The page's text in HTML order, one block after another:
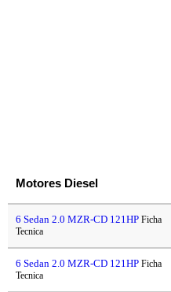
Motores Diesel
6 Sedan 2.0 MZR-CD 121HP Ficha
Tecnica
6 Sedan 2.0 MZR-CD 121HP Ficha
Tecnica